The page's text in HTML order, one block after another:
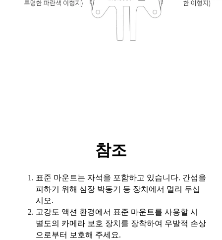
참조
표준 마운트는 자석을 포함하고 있습니다. 간섭을
피하기 위해 심장 박동기 등 장치에서 멀리 두십
시오.
고강도 액션 환경에서 표준 마운트를 사용할 시
별도의 카메라 보호 장치를 장착하여 우발적 손상
으로부터 보호해 주세요.